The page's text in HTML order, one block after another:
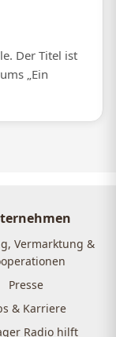
Der Titel ist
„Ein
Vermarktung &
Presse
& Karriere
Radio hilft